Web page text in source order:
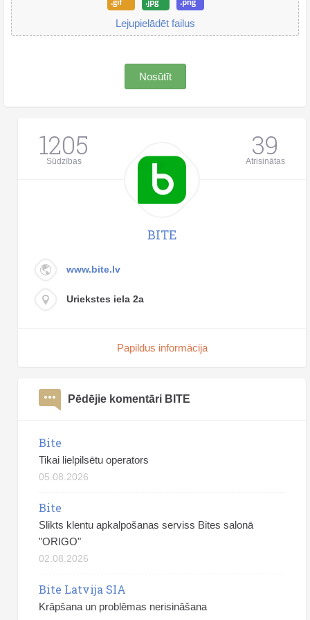
Lejupielādēt failus
Nosūtīt
1205
Sūdzības 39
Atrisinātas
BITE
www.bite.lv
Uriekstes iela 2a
Papildus informācija
Pēdējie komentāri BITE
Bite
Tikai lielpilsētu operators
05.08.2026
Bite
Slikts klentu apkalpošanas serviss Bites salonā
"ORIGO"
02.08.2026
Bite Latvija SIA
Krāpšana un problēmas nerisināšana